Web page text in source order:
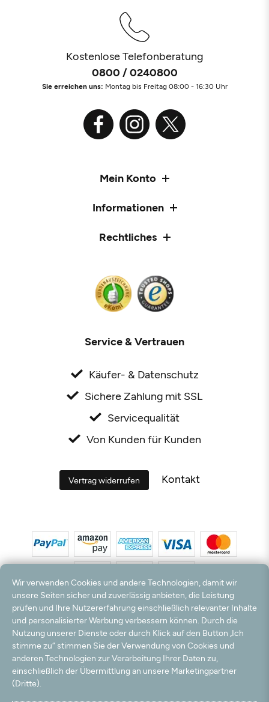
Kostenlose Telefonberatung
0800 / 0240800
Sie erreichen uns: Montag bis Freitag 08:00 - 16:30 Uhr
Mein Konto
Informationen
Rechtliches
Service & Vertrauen
Käufer- & Datenschutz
Sichere Zahlung mit SSL
Servicequalität
Von Kunden für Kunden
Vertrag widerrufen Kontakt
*Alle Preise inkl. MwSt. und zzgl. Versandkosten. **Kostenloser Versand und Rückversand
nur innerhalb Deutschlands und Österreichs.
Hinweis:Wir nutzen Ihre E-Mail Adresse für werbliche Zwecke, die jederzeit widerrufen
werden können. Ihre Daten werden nicht an Dritte weitergegeben.
© 2003 - 2026 Teppichversand24 GmbH / Alle Rechte vorbehalten. powered by
createyourtemplate
Wir verwenden Cookies und andere Technologien, damit wir
unsere Seiten sicher und zuverlässig anbieten, die Leistung
prüfen und Ihre Nutzererfahrung einschließlich relevanter Inhalte
und personalisierter Werbung verbessern können. Durch die
Nutzung unserer Dienste oder durch Klick auf den Button „Ich
stimme zu“ stimmen Sie der Verwendung von Cookies und
anderen Technologien zur Verarbeitung Ihrer Daten zu,
einschließlich der Übermittlung an unsere Marketingpartner
(Dritte).